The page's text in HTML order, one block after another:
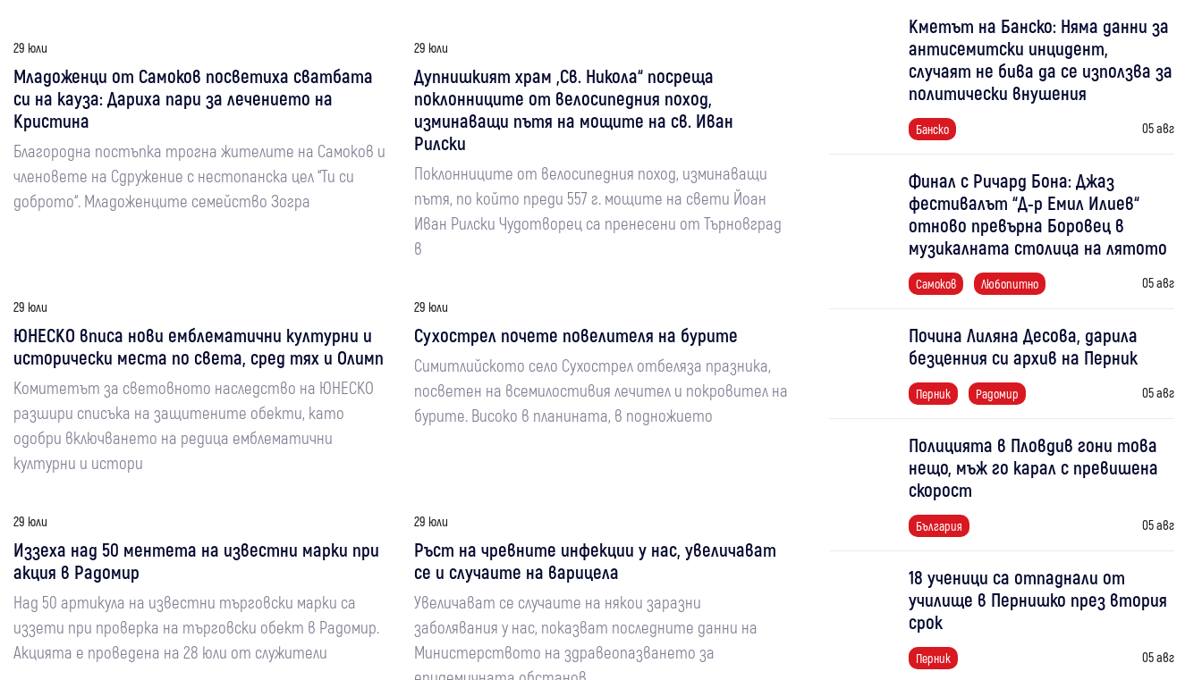
29 юли
Младоженци от Самоков посветиха сватбата
си на кауза: Дариха пари за лечението на
Кристина
Благородна постъпка трогна жителите на Самоков и
членовете на Сдружение с нестопанска цел “Ти си
доброто“. Младоженците семейство Зогра
29 юли
Дупнишкият храм „Св. Никола“ посреща
поклонниците от велосипедния поход,
изминаващи пътя на мощите на св. Иван
Рилски
Поклонниците от велосипедния поход, изминаващи
пътя, по който преди 557 г. мощите на свети Йоан
Иван Рилски Чудотворец са пренесени от Търновград
в
29 юли
ЮНЕСКО вписа нови емблематични културни и
исторически места по света, сред тях и Олимп
Комитетът за световното наследство на ЮНЕСКО
разшири списъка на защитените обекти, като
одобри включването на редица емблематични
културни и истори
29 юли
Сухострел почете повелителя на бурите
Симитлийското село Сухострел отбеляза празника,
посветен на всемилостивия лечител и покровител на
бурите. Високо в планината, в подножието
29 юли
Иззеха над 50 ментета на известни марки при
акция в Радомир
Над 50 артикула на известни търговски марки са
иззети при проверка на търговски обект в Радомир.
Акцията е проведена на 28 юли от служители
29 юли
Ръст на чревните инфекции у нас, увеличават
се и случаите на варицела
Увеличават се случаите на някои заразни
заболявания у нас, показват последните данни на
Министерството на здравеопазването за
Кметът на Банско: Няма данни за
антисемитски инцидент,
случаят не бива да се използва за
политически внушения
Банско 05 авг
Финал с Ричард Бона: Джаз
фестивалът “Д-р Емил Илиев“
отново превърна Боровец в
музикалната столица на лятото
Самоков Любопитно 05 авг
Почина Лиляна Десова, дарила
безценния си архив на Перник
Перник Радомир 05 авг
Полицията в Пловдив гони това
нещо, мъж го карал с превишена
скорост
България 05 авг
18 ученици са отпаднали от
училище в Пернишко през втория
срок
Перник 05 авг